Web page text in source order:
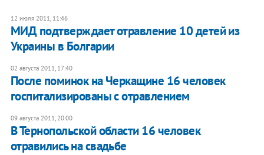
12 июля 2011, 11:46
МИД подтверждает отравление 10 детей из
Украины в Болгарии
02 августа 2011, 17:40
После поминок на Черкащине 16 человек
госпитализированы с отравлением
09 августа 2011, 20:00
В Тернопольской области 16 человек
отравились на свадьбе